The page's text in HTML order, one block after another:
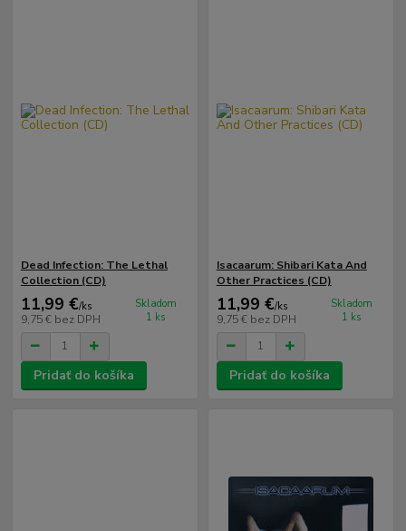
Dead Infection: The Lethal
Collection (CD)
11,99 €/ks
9,75 € bez DPH
Skladom
1 ks
Pridať do košíka
Isacaarum: Shibari Kata And
Other Practices (CD)
11,99 €/ks
9,75 € bez DPH
Skladom
1 ks
Pridať do košíka